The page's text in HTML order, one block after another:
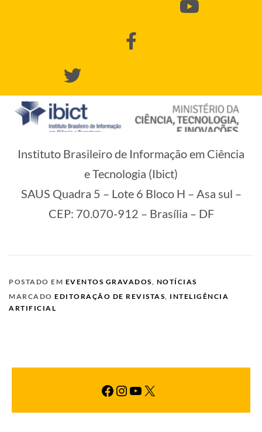
Instituto Brasileiro de Informação em Ciência
e Tecnologia (Ibict)
SAUS Quadra 5 – Lote 6 Bloco H – Asa sul –
CEP: 70.070-912 – Brasília – DF
POSTADO EM EVENTOS GRAVADOS
NOTÍCIAS
MARCADO EDITORAÇÃO DE REVISTAS
INTELIGÊNCIA
ARTIFICIAL